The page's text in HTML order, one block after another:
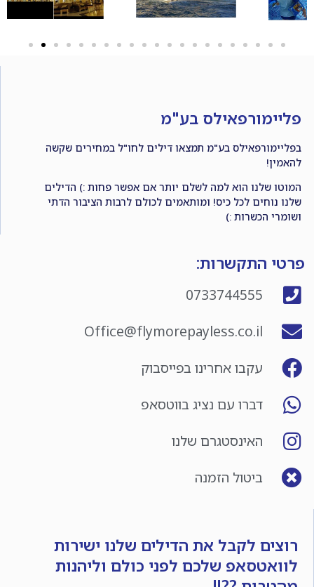
פליימורפאילס בע"מ
בפליימורפאילס בע"מ תמצאו דילים לחו"ל במחירים שקשה
להאמין!
המוטו שלנו הוא למה לשלם יותר אם אפשר פחות :) הדילים
שלנו נוחים לכל כיס! ומותאמים לכולם לרבות הציבור הדתי
ושומרי הכשרות :)
פרטי התקשרות:
0733744555
Office@flymorepayless.co.il
עקבו אחרינו בפייסבוק
דברו עם נציג בווטסאפ
האינסטגרם שלנו
ביטול הזמנה
רוצים לקבל את הדילים שלנו ישירות
לוואטסאפ שלכם לפני כולם וליהנות